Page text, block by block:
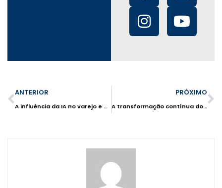
ANTERIOR
A influência da IA no varejo e o panorama do mercado frente às novas tecnologias
PRÓXIMO
A transformação contínua do franchising: inovação, ousadia e colaboração como motores do crescimento